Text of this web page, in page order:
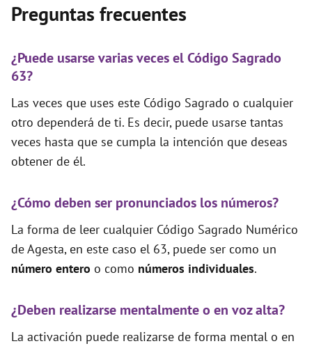
Preguntas frecuentes
¿Puede usarse varias veces el Código Sagrado
63?
Las veces que uses este Código Sagrado o cualquier
otro dependerá de ti. Es decir, puede usarse tantas
veces hasta que se cumpla la intención que deseas
obtener de él.
¿Cómo deben ser pronunciados los números?
La forma de leer cualquier Código Sagrado Numérico
de Agesta, en este caso el 63, puede ser como un
número entero o como números individuales.
¿Deben realizarse mentalmente o en voz alta?
La activación puede realizarse de forma mental o en